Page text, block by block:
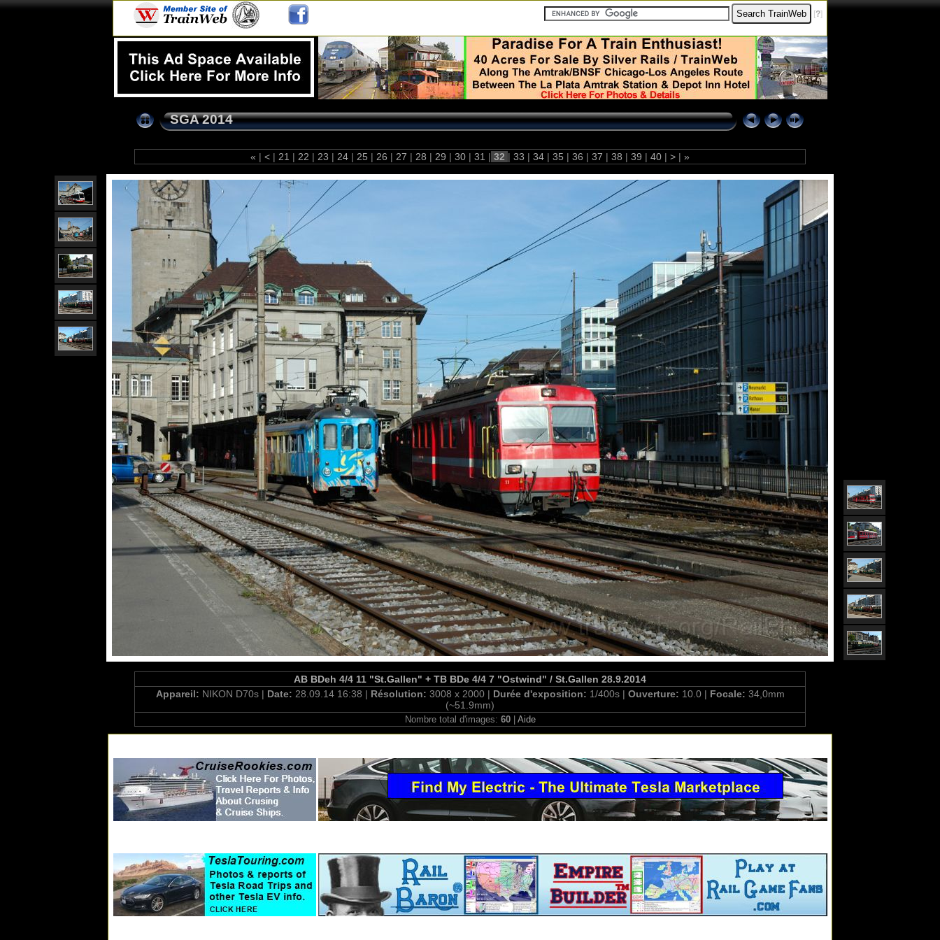
[?]
SGA 2014
« | < | 21 | 22 | 23 | 24 | 25 | 26 | 27 | 28 | 29 | 30 | 31 | 32 | 33 | 34 | 35 | 36 | 37 | 38 | 39 | 40 | > | »
AB BDeh 4/4 11 "St.Gallen" + TB BDe 4/4 7 "Ostwind" / St.Gallen 28.9.2014
Appareil: NIKON D70s | Date: 28.09.14 16:38 | Résolution: 3008 x 2000 | Durée d'exposition: 1/400s | Ouverture: 10.0 | Focale: 34,0mm
(~51.9mm)
Nombre total d'images: 60| Aide